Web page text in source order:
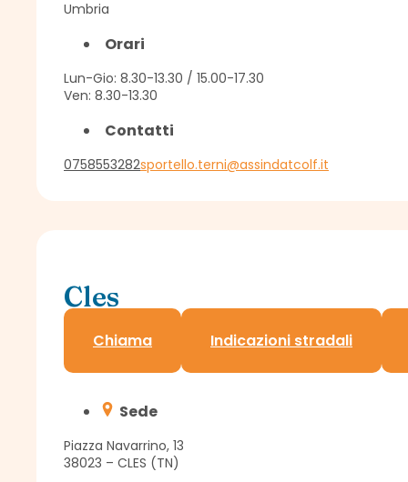
Umbria
Orari
Lun-Gio: 8.30-13.30 / 15.00-17.30
Ven: 8.30-13.30
Contatti
0758553282sportello.terni@assindatcolf.it
Cles
Sportello Assindatcolf c/o Confagricoltura
Chiama Indicazioni stradali
Sede
Piazza Navarrino, 13
38023 – CLES (TN)